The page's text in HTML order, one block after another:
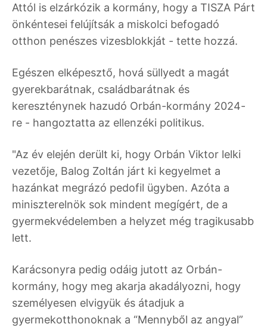
Attól is elzárkózik a kormány, hogy a TISZA Párt
önkéntesei felújítsák a miskolci befogadó
otthon penészes vizesblokkját - tette hozzá.
Egészen elképesztő, hová süllyedt a magát
gyerekbarátnak, családbarátnak és
kereszténynek hazudó Orbán-kormány 2024-
re - hangoztatta az ellenzéki politikus.
"Az év elején derült ki, hogy Orbán Viktor lelki
vezetője, Balog Zoltán járt ki kegyelmet a
hazánkat megrázó pedofil ügyben. Azóta a
miniszterelnök sok mindent megígért, de a
gyermekvédelemben a helyzet még tragikusabb
lett.
Karácsonyra pedig odáig jutott az Orbán-
kormány, hogy meg akarja akadályozni, hogy
személyesen elvigyük és átadjuk a
gyermekotthonoknak a “Mennyből az angyal”